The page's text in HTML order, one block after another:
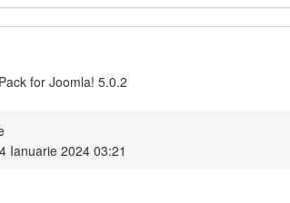
for Joomla! 5.0.2
Ianuarie 2024 03:21